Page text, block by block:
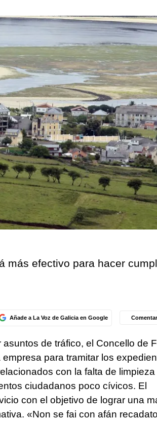
más efectivo para hacer
Añade a La Voz de Galicia en Google Comentar
de tráfico, el Concello de
para tramitar los
con la falta de limpieza
ciudadanos poco cívicos. El
con el objetivo de lograr una
«Non se fai con afán